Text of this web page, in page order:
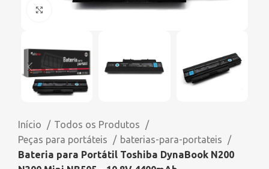
Click to enlarge
Início
Todos os Produtos
Peças para portáteis
baterias-para-portateis
Bateria para Portátil Toshiba DynaBook N200